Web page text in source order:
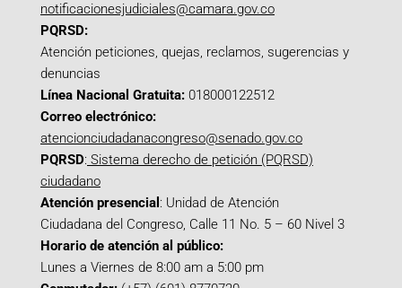
notificacionesjudiciales@camara.gov.co
PQRSD:
Atención peticiones, quejas, reclamos, sugerencias y
denuncias
Línea Nacional Gratuita: 018000122512
Correo electrónico:
atencionciudadanacongreso@senado.gov.co
PQRSD: Sistema derecho de petición (PQRSD)
ciudadano
Atención presencial : Unidad de Atención
Ciudadana del Congreso, Calle 11 No. 5 – 60 Nivel 3
Horario de atención al público:
Lunes a Viernes de 8:00 am a 5:00 pm